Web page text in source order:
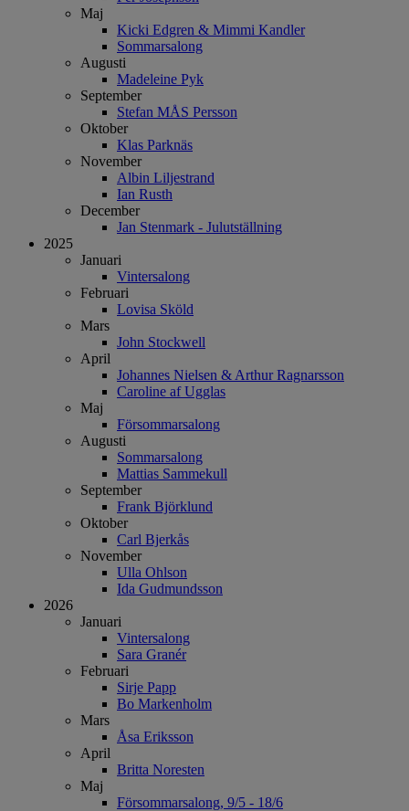
Maj
Kicki Edgren & Mimmi Kandler
Sommarsalong
Augusti
Madeleine Pyk
September
Stefan MÅS Persson
Oktober
Klas Parknäs
November
Albin Liljestrand
Ian Rusth
December
Jan Stenmark - Julutställning
2025
Januari
Vintersalong
Februari
Lovisa Sköld
Mars
John Stockwell
April
Johannes Nielsen & Arthur Ragnarsson
Caroline af Ugglas
Maj
Försommarsalong
Augusti
Sommarsalong
Mattias Sammekull
September
Frank Björklund
Oktober
Carl Bjerkås
November
Ulla Ohlson
Ida Gudmundsson
2026
Januari
Vintersalong
Sara Granér
Februari
Sirje Papp
Bo Markenholm
Mars
Åsa Eriksson
April
Britta Noresten
Maj
Försommarsalong, 9/5 - 18/6